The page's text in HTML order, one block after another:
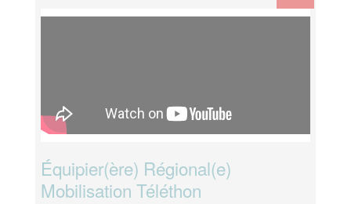
Équipier(ère) Régional(e)
Mobilisation Téléthon